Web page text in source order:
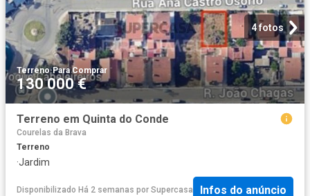
4 fotos
Terreno·Para Comprar
130 000 €
Terreno em Quinta do Conde
Courelas da Brava
Terreno
·Jardim
Disponibilizado Há 2 semanas por Supercasa Infos do anúncio